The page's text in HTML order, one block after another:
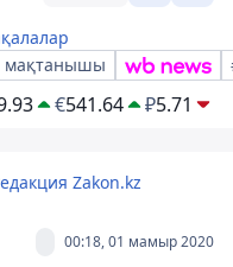
мақтанышы
€541.64 ₽5.71
Zakon.kz
00:18, 01 мамыр 2020